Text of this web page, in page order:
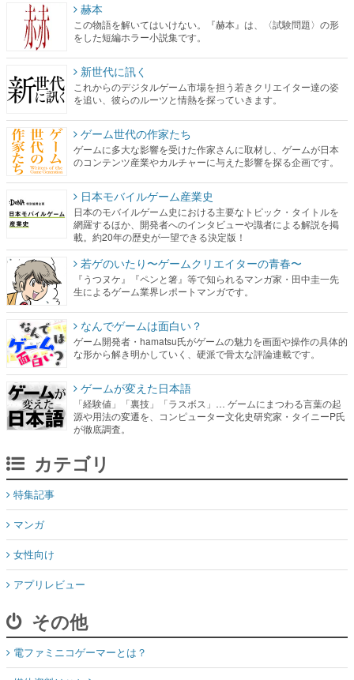
赫本
この物語を解いてはいけない。『赫本』は、〈試験問題〉の形
をした短編ホラー小説集です。
新世代に訊く
これからのデジタルゲーム市場を担う若きクリエイター達の姿
を追い、彼らのルーツと情熱を探っていきます。
ゲーム世代の作家たち
ゲームに多大な影響を受けた作家さんに取材し、ゲームが日本
のコンテンツ産業やカルチャーに与えた影響を探る企画です。
日本モバイルゲーム産業史
日本のモバイルゲーム史における主要なトピック・タイトルを
網羅するほか、開発者へのインタビューや識者による解説を掲
載。約20年の歴史が一望できる決定版！
若ゲのいたり〜ゲームクリエイターの青春〜
『うつヌケ』『ペンと箸』等で知られるマンガ家・田中圭一先
生によるゲーム業界レポートマンガです。
なんでゲームは面白い？
ゲーム開発者・hamatsu氏がゲームの魅力を画面や操作の具体的
な形から解き明かしていく、硬派で骨太な評論連載です。
ゲームが変えた日本語
「経験値」「裏技」「ラスボス」… ゲームにまつわる言葉の起
源や用法の変遷を、コンピューター文化史研究家・タイニーP氏
が徹底調査。
カテゴリ
特集記事
マンガ
女性向け
アプリレビュー
その他
電ファミニコゲーマーとは？